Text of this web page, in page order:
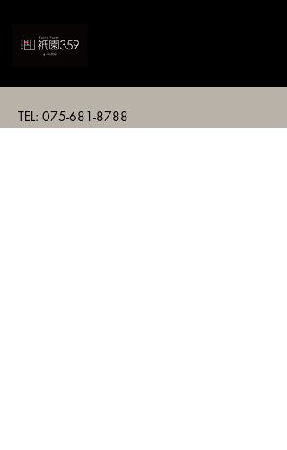
TEL: 075-681-8788